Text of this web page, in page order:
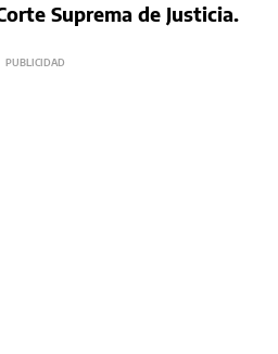
Suprema de Justicia.